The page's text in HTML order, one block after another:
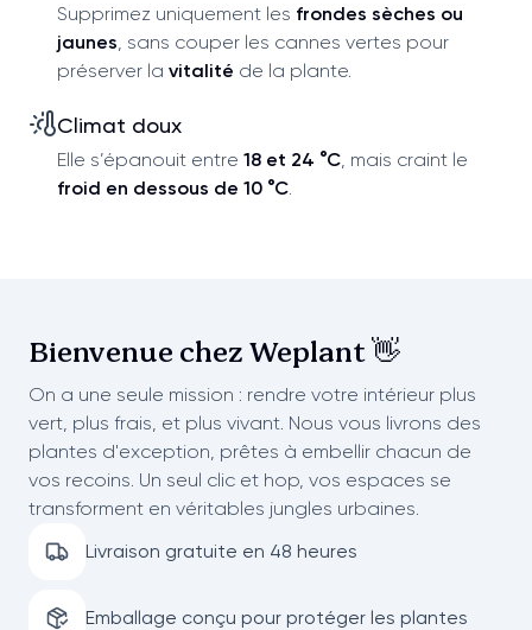
Supprimez uniquement les frondes sèches ou
jaunes , sans couper les cannes vertes pour
préserver la vitalité de la plante.
Climat doux
Elle s’épanouit entre 18 et 24 °C , mais craint le
froid en dessous de 10 °C
Bienvenue chez Weplant 👋
On a une seule mission : rendre votre intérieur plus
vert, plus frais, et plus vivant. Nous vous livrons des
plantes d'exception, prêtes à embellir chacun de
vos recoins. Un seul clic et hop, vos espaces se
transforment en véritables jungles urbaines.
Livraison gratuite en 48 heures
Emballage conçu pour protéger les plantes